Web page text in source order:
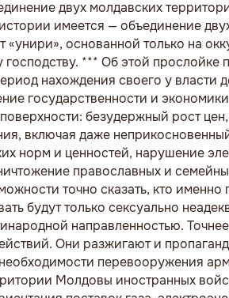
двух молдавских
имеется — объединение
«унири», основанной только на
*** Об этой прослойке
нахождения своего у власти
государственности и
безудержный рост
включая даже
норм и ценностей, нарушение
православных и
точно сказать, кто именно
будут только сексуально
направленностью.
Они разжигают и
перевооружения
Молдовы иностранных